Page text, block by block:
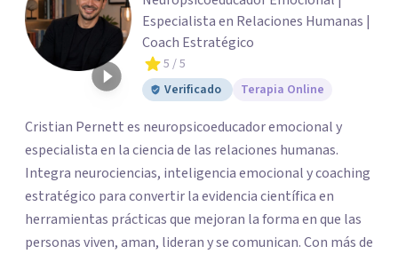
Especialista en Relaciones Humanas |
Coach Estratégico
5 / 5
Verificado
Terapia Online
Cristian Pernett es neuropsicoeducador emocional y
especialista en la ciencia de las relaciones humanas.
Integra neurociencias, inteligencia emocional y coaching
estratégico para convertir la evidencia científica en
herramientas prácticas que mejoran la forma en que las
personas viven, aman, lideran y se comunican. Con más de